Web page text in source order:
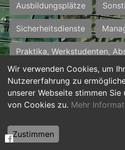
Wir verwenden Cookies, um
Nutzererfahrung zu
unserer Webseite stimmen Sie
von Cookies zu. Mehr
Zustimmen
Ausbildungsplätze
Sicherheitsdienste
Praktika, Werkstudenten,
Personalwesen
Hilfskräfte, Aushilfs- und
Weiterbildung, Studium,